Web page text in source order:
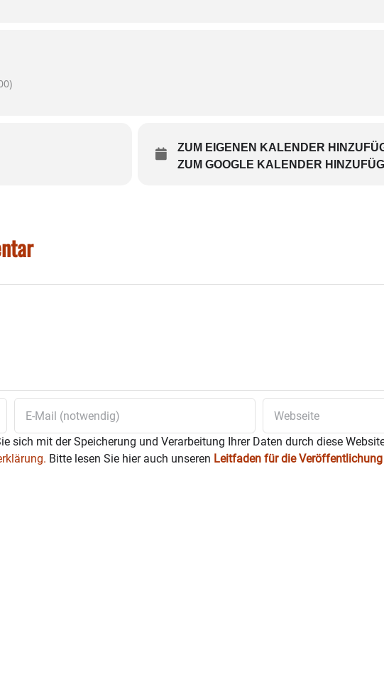
ZUM EIGENEN KALENDER
ZUM GOOGLE KALENDER
sich mit der Speicherung und Verarbeitung Ihrer Daten durch diese
Bitte lesen Sie hier auch unseren Leitfaden für die